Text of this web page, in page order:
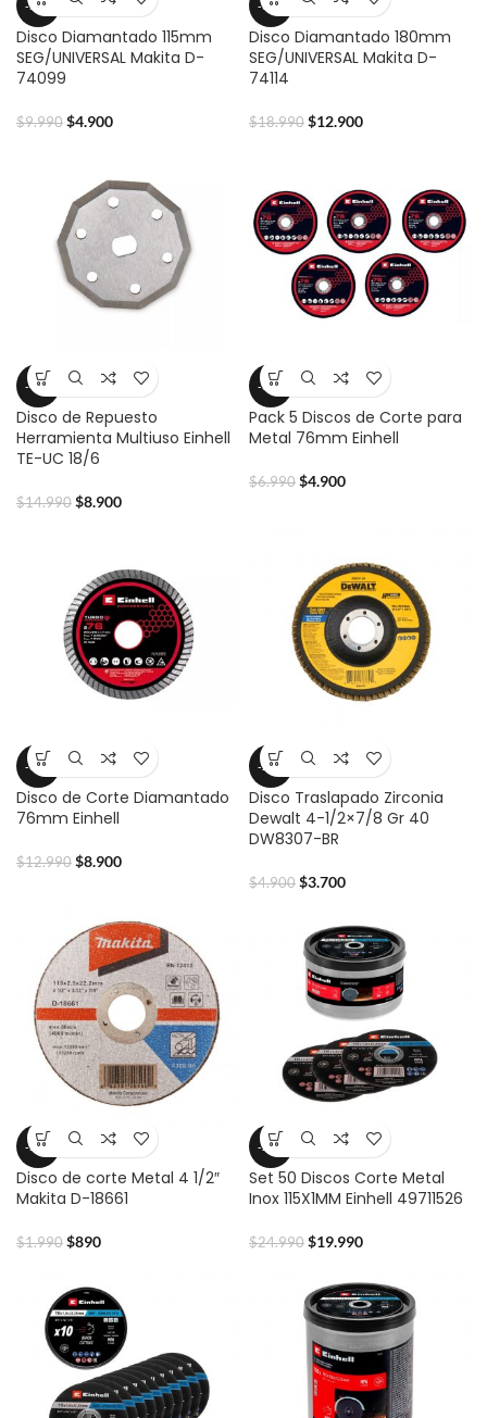
-51%
Disco Diamantado 115mm
SEG/UNIVERSAL Makita D-
74099
$9.990 $4.900
-32%
Disco Diamantado 180mm
SEG/UNIVERSAL Makita D-
74114
$18.990 $12.900
-41%
Disco de Repuesto
Herramienta Multiuso Einhell
TE-UC 18/6
$14.990 $8.900
-30%
Pack 5 Discos de Corte para
Metal 76mm Einhell
$6.990 $4.900
-31%
Disco de Corte Diamantado
76mm Einhell
$12.990 $8.900
-24%
Disco Traslapado Zirconia
Dewalt 4-1/2×7/8 Gr 40
DW8307-BR
$4.900 $3.700
-55%
Disco de corte Metal 4 1/2″
Makita D-18661
$1.990 $890
-20%
Set 50 Discos Corte Metal
Inox 115X1MM Einhell 49711526
$24.990 $19.990